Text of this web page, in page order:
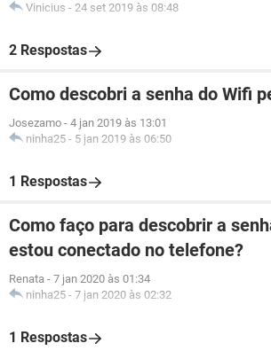
Vinicius - 24 set 2019 às 08:48
2 Respostas
Como descobri a senha do Wifi
Josezamo - 4 jan 2019 às 13:01
ninha25 - 5 jan 2019 às 06:50
1 Respostas
Como faço para descobrir a
estou conectado no telefone?
Renata - 7 jan 2020 às 01:34
ninha25 - 7 jan 2020 às 02:32
1 Respostas